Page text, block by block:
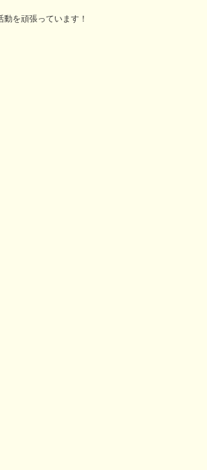
を頑張っています！